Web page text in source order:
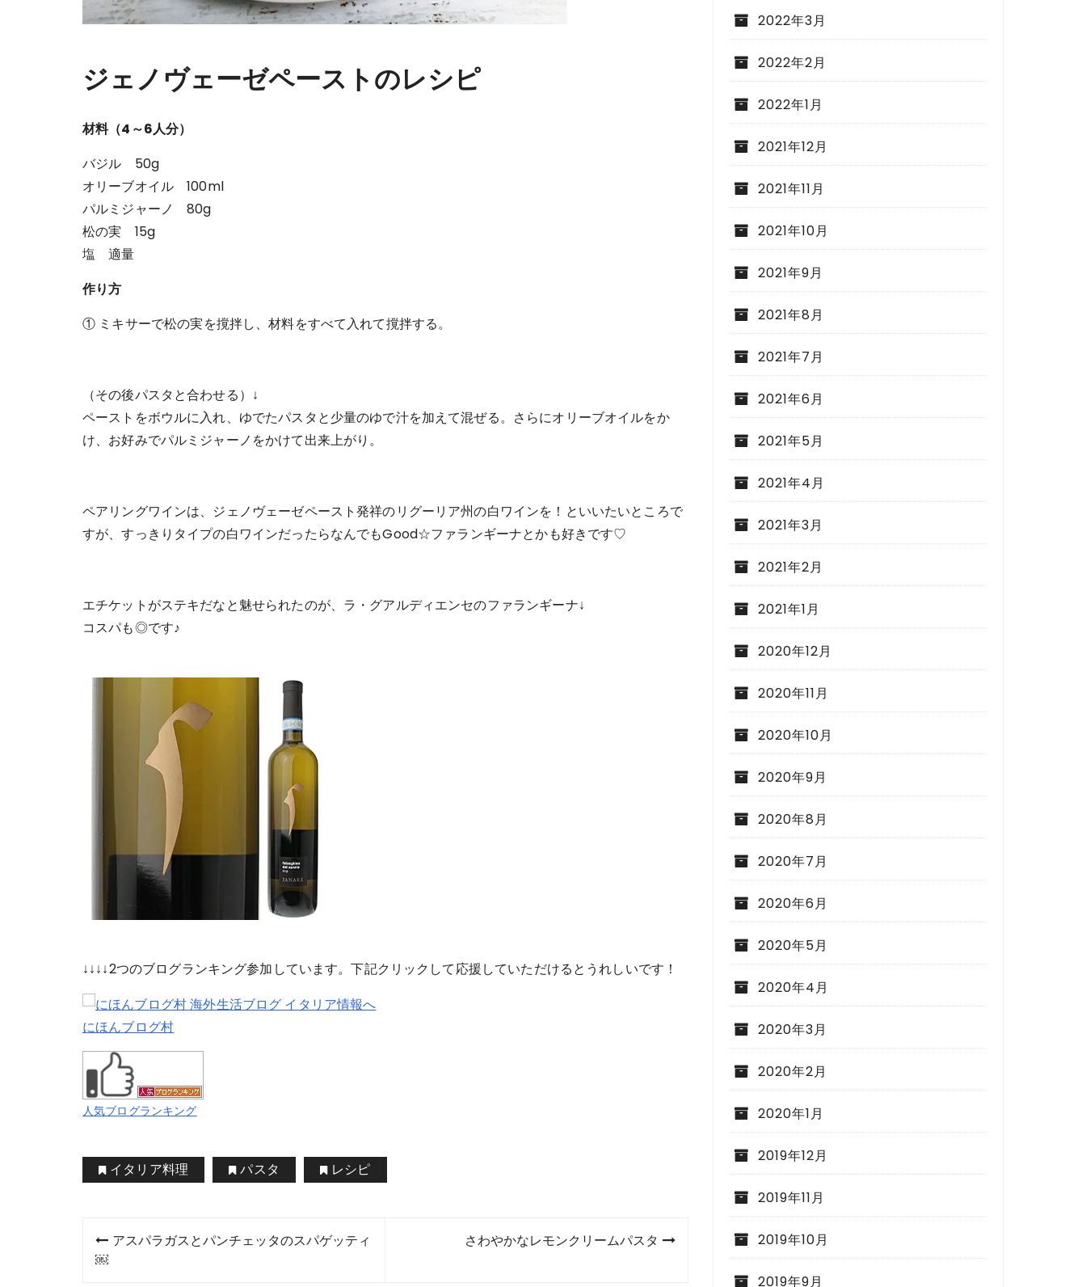
ジェノヴェーゼペーストのレシピ
材料（4～6人分）
バジル 50g
オリーブオイル 100ml
パルミジャーノ 80g
松の実 15g
塩 適量
作り方
① ミキサーで松の実を撹拌し、材料をすべて入れて撹拌する。
（その後パスタと合わせる）↓
ペーストをボウルに入れ、ゆでたパスタと少量のゆで汁を加えて混ぜる。さらにオリーブオイルをか
け、お好みでパルミジャーノをかけて出来上がり。
ペアリングワインは、ジェノヴェーゼペースト発祥のリグーリア州の白ワインを！といいたいところで
すが、すっきりタイプの白ワインだったらなんでもGood☆ファランギーナとかも好きです♡
エチケットがステキだなと魅せられたのが、ラ・グアルディエンセのファランギーナ↓
コスパも◎です♪
↓↓↓↓2つのブログランキング参加しています。下記クリックして応援していただけるとうれしいです！
にほんブログ村
人気ブログランキング
イタリア料理 パスタ レシピ
投
稿
アスパラガスとパンチェッタのスパゲッティ
￼
さわやかなレモンクリームパスタ
2022年3月
2022年2月
2022年1月
2021年12月
2021年11月
2021年10月
2021年9月
2021年8月
2021年7月
2021年6月
2021年5月
2021年4月
2021年3月
2021年2月
2021年1月
2020年12月
2020年11月
2020年10月
2020年9月
2020年8月
2020年7月
2020年6月
2020年5月
2020年4月
2020年3月
2020年2月
2020年1月
2019年12月
2019年11月
2019年10月
2019年9月